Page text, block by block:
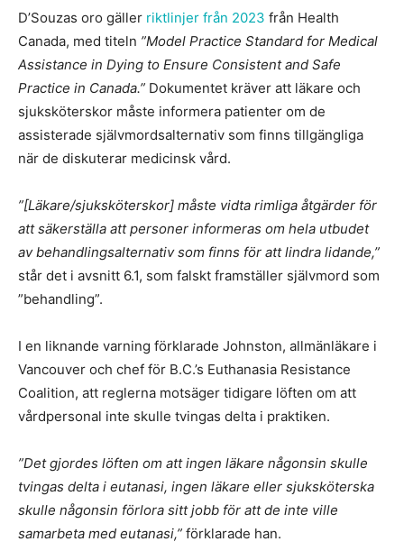
D’Souzas oro gäller riktlinjer från 2023 från Health
Canada, med titeln ”Model Practice Standard for Medical
Assistance in Dying to Ensure Consistent and Safe
Practice in Canada.” Dokumentet kräver att läkare och
sjuksköterskor måste informera patienter om de
assisterade självmordsalternativ som finns tillgängliga
när de diskuterar medicinsk vård.
”[Läkare/sjuksköterskor] måste vidta rimliga åtgärder för
att säkerställa att personer informeras om hela utbudet
av behandlingsalternativ som finns för att lindra lidande,”
står det i avsnitt 6.1, som falskt framställer självmord som
”behandling”.
I en liknande varning förklarade Johnston, allmänläkare i
Vancouver och chef för B.C.’s Euthanasia Resistance
Coalition, att reglerna motsäger tidigare löften om att
vårdpersonal inte skulle tvingas delta i praktiken.
”Det gjordes löften om att ingen läkare någonsin skulle
tvingas delta i eutanasi, ingen läkare eller sjuksköterska
skulle någonsin förlora sitt jobb för att de inte ville
samarbeta med eutanasi,” förklarade han.